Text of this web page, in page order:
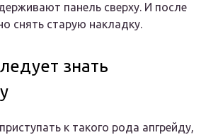
панель сверху. И после
снять старую накладку.
знать
к такого рода апгрейду,